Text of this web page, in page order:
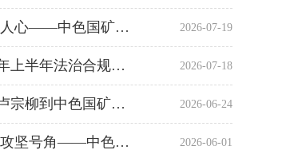
首届“雄鹰杯”青年朗诵比赛，以青春之
之姿献礼“十五五”新征程。
清凉送一线 关怀润人心——中色国矿组织开展... 2026-07-19
中色国矿召开2026年上半年法治合规工作会议... 2026-07-18
中色桂林院董事长卢宗柳到中色国矿帕鲁特金... 2026-06-24
筑牢生命防线 吹响攻坚号角——中色国矿202... 2026-06-01